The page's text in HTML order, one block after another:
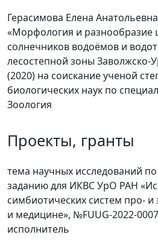
Герасимова Елена
«Морфология и разнообразие
солнечников водоёмов и
лесостепной зоны Заволжско-
(2020) на соискание ученой
биологических наук по
Зоология
Проекты, гранты
тема научных исследований
заданию для ИКВС УрО РАН
симбиотических систем про- и
и медицине», №FUUG-2022-
исполнитель